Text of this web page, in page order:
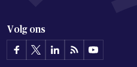
Volg ons